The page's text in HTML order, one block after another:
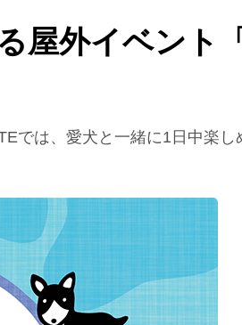
屋外イベント
では、愛犬と一緒に1日中楽し